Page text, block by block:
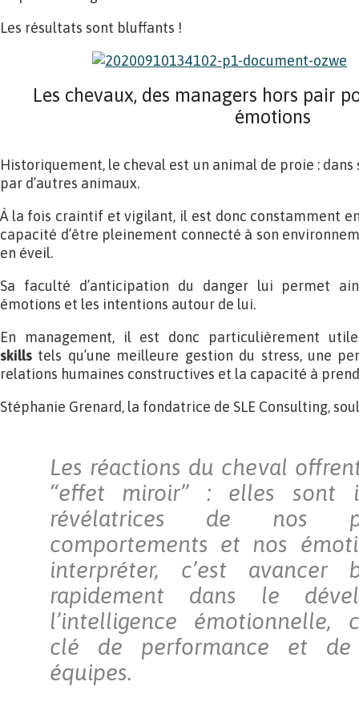
Les résultats sont bluffants !
Les chevaux, des managers hors pair
émotions
Historiquement, le cheval est un animal de proie :
par d’autres animaux.
À la fois craintif et vigilant, il est donc constamment
capacité d’être pleinement connecté à son
en éveil.
Sa faculté d’anticipation du danger lui permet
émotions et les intentions autour de lui.
En management, il est donc particulièrement
skills tels qu’une meilleure gestion du stress, une
relations humaines constructives et la capacité à
Stéphanie Grenard, la fondatrice de SLE Consulting,
Les réactions du cheval
“effet miroir” : elles sont
révélatrices de nos
comportements et nos
interpréter, c’est avancer
rapidement dans le
l’intelligence émotionnelle,
clé de performance et de
équipes.